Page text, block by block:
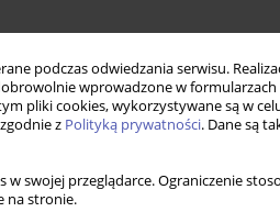
podczas odwiedzania serwisu.
wprowadzone w
pliki cookies, wykorzystywane są w
z Polityką prywatności. Dane są
w swojej przeglądarce. Ograniczenie
na stronie.
powiązań
wymiary